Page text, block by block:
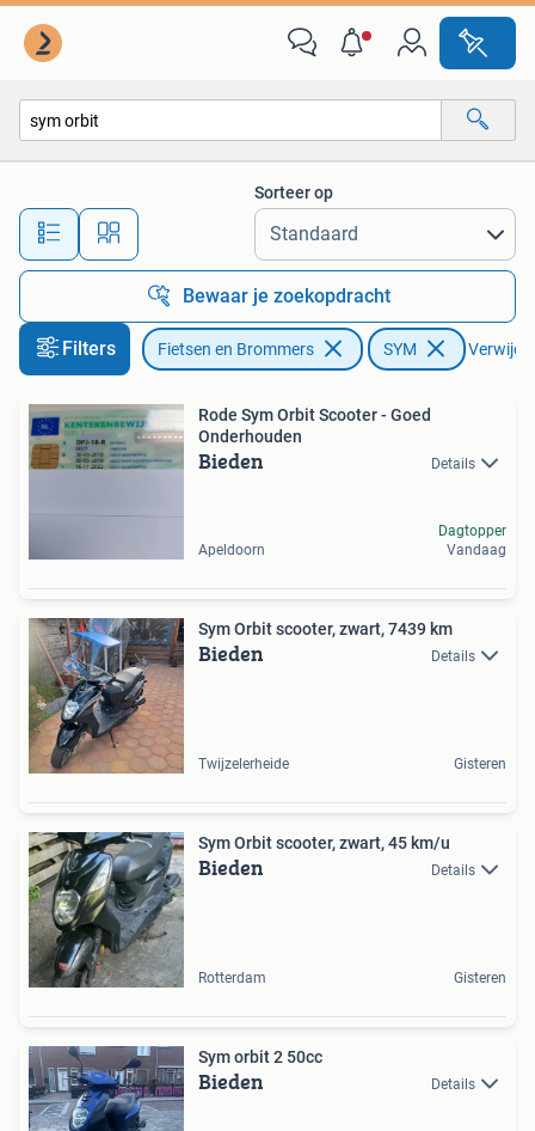
Alle afstanden…
Sorteer op
Bewaar je zoekopdracht
Filters Fietsen en Brommers SYM
Rode Sym Orbit Scooter - Goed
Onderhouden
Bieden Details
Apeldoorn
Dagtopper
Vandaag
Sym Orbit scooter, zwart, 7439 km
Bieden Details
Twijzelerheide Gisteren
Sym Orbit scooter, zwart, 45 km/u
Bieden Details
Rotterdam Gisteren
Sym orbit 2 50cc
Bieden Details